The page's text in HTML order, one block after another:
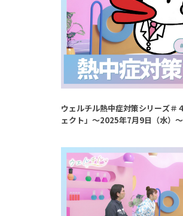
ウェルチル熱中症対策シリーズ＃
ェクト」～2025年7月9日（水）～